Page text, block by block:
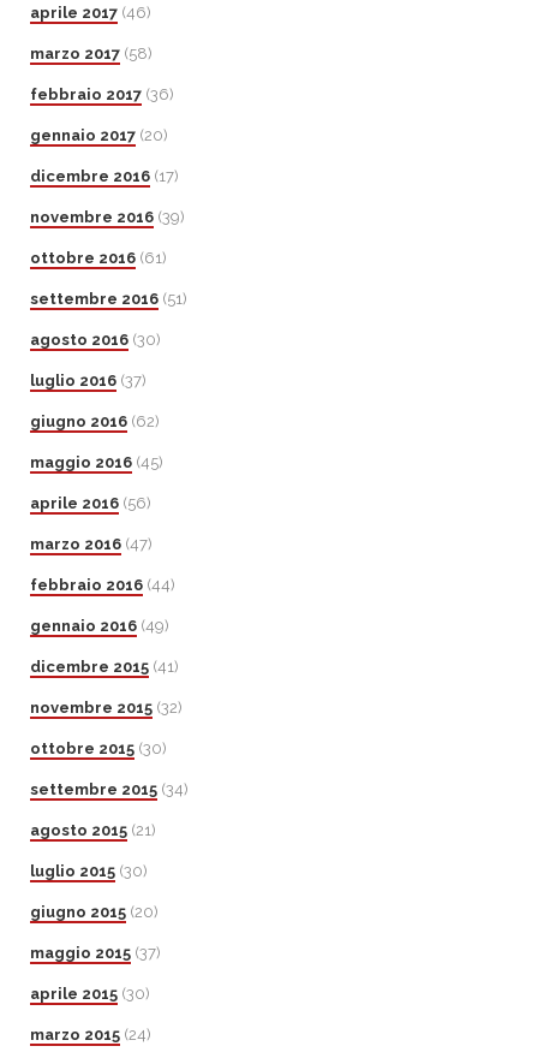
aprile 2017 (46)
marzo 2017 (58)
febbraio 2017 (36)
gennaio 2017 (20)
dicembre 2016 (17)
novembre 2016 (39)
ottobre 2016 (61)
settembre 2016 (51)
agosto 2016 (30)
luglio 2016 (37)
giugno 2016 (62)
maggio 2016 (45)
aprile 2016 (56)
marzo 2016 (47)
febbraio 2016 (44)
gennaio 2016 (49)
dicembre 2015 (41)
novembre 2015 (32)
ottobre 2015 (30)
settembre 2015 (34)
agosto 2015 (21)
luglio 2015 (30)
giugno 2015 (20)
maggio 2015 (37)
aprile 2015 (30)
marzo 2015 (24)